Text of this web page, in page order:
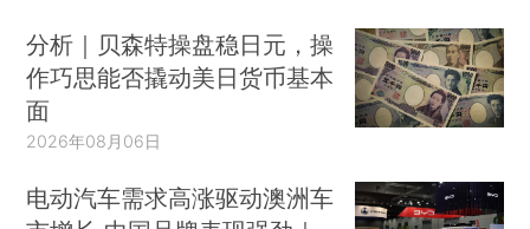
分析｜贝森特操盘稳日元，操
作巧思能否撬动美日货币基本
面
2026年08月06日
电动汽车需求高涨驱动澳洲车